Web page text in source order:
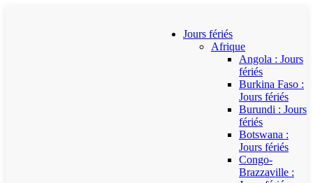
Jours fériés
Afrique
Angola : Jours
fériés
Burkina Faso :
Jours fériés
Burundi : Jours
fériés
Botswana :
Jours fériés
Congo-
Brazzaville :